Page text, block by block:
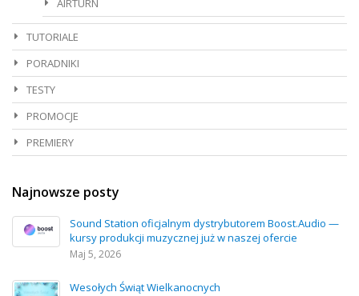
AIRTURN
TUTORIALE
PORADNIKI
TESTY
PROMOCJE
PREMIERY
Najnowsze posty
Sound Station oficjalnym dystrybutorem Boost.Audio —
kursy produkcji muzycznej już w naszej ofercie
Maj 5, 2026
Wesołych Świąt Wielkanocnych